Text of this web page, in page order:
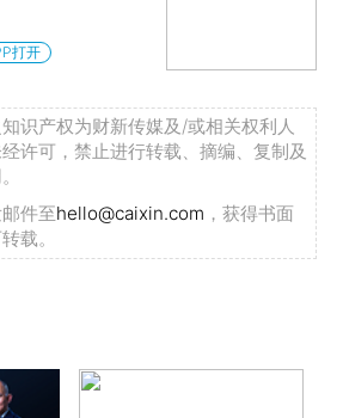
打开
识产权为财新传媒及/或相关权利人
许可，禁止进行转载、摘编、复制及
件至hello@caixin.com ，获得书面
载。